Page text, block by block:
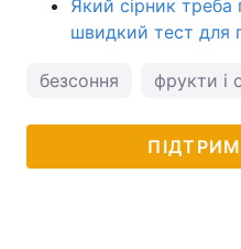
Який сірник треба
швидкий тест для
безсоння фрукти і